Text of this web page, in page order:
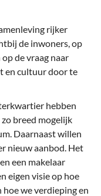
rijker
de inwoners, op
de vraag naar
en cultuur door te
hebben
breed mogelijk
Daarnaast willen
nieuw aanbod. Het
een makelaar
eigen visie op hoe
we verdieping en